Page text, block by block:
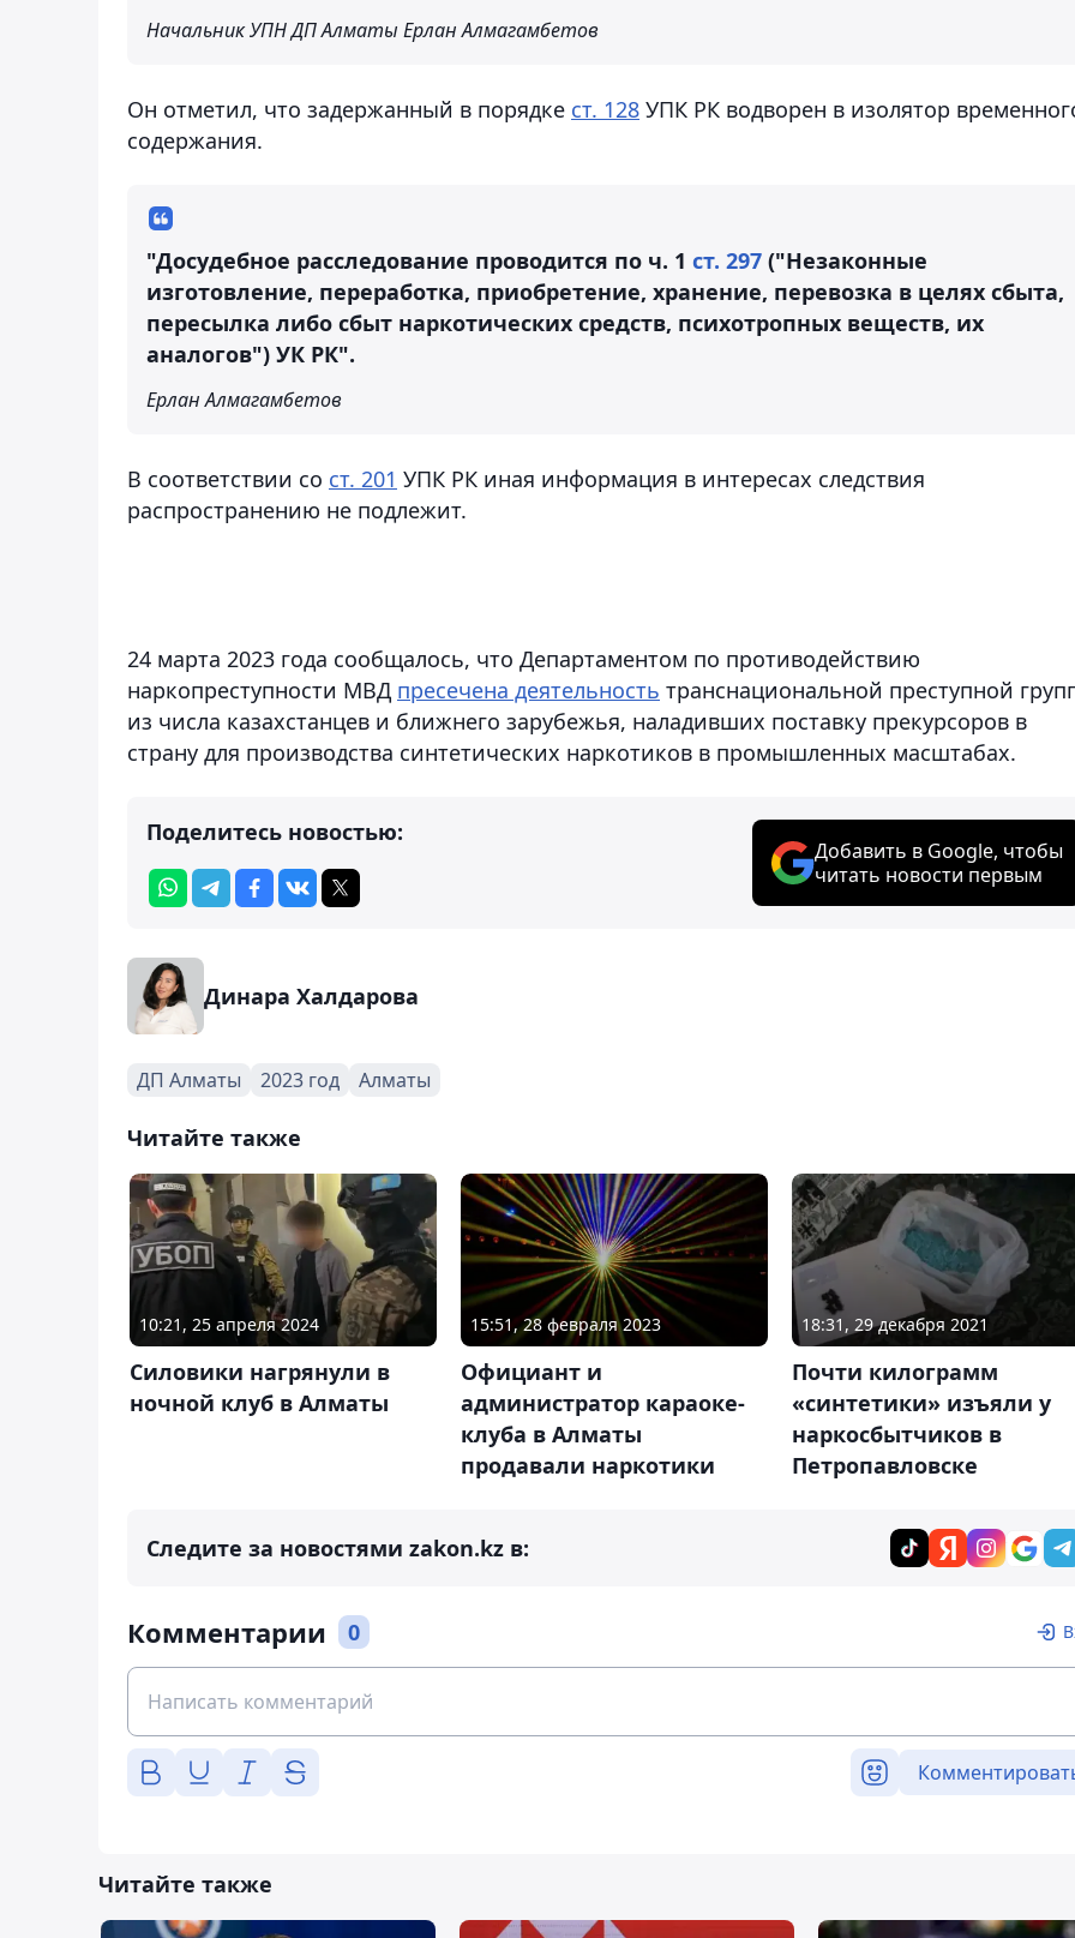
Начальник УПН ДП Алматы Ерлан Алмагамбетов
Он отметил, что задержанный в порядке ст. 128 УПК РК водворен в изолятор
содержания.
"Досудебное расследование проводится по ч. 1 ст. 297 ("Незаконные
изготовление, переработка, приобретение, хранение, перевозка в целях сбыта,
пересылка либо сбыт наркотических средств, психотропных веществ, их
аналогов") УК РК".
Ерлан Алмагамбетов
В соответствии со ст. 201 УПК РК иная информация в интересах следствия
распространению не подлежит.
24 марта 2023 года сообщалось, что Департаментом по противодействию
наркопреступности МВД пресечена деятельность транснациональной преступной
из числа казахстанцев и ближнего зарубежья, наладивших поставку прекурсоров в
страну для производства синтетических наркотиков в промышленных масштабах.
Поделитесь новостью:
Добавить в Google, чтобы
читать новости первым
Динара Халдарова
ДП Алматы 2023 год Алматы
Читайте также
10:21, 25 апреля 2024
Силовики нагрянули в
ночной клуб в Алматы
15:51, 28 февраля 2023
Официант и
администратор караоке-
клуба в Алматы
продавали наркотики
18:31, 29 декабря 2021
Почти килограмм
«синтетики» изъяли у
наркосбытчиков в
Петропавловске
Следите за новостями zakon.kz в:
Комментарии 0
Читайте также